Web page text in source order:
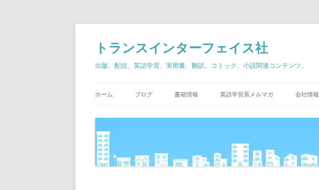
コ
テ
ン
ツ
へ
ス
トランスインターフェイス社
出版、配信、英語学習、実用書、翻訳、コミック、小説関連コンテンツ。
ホーム ブログ 書籍情報 英語学習系メルマガ 会社情報